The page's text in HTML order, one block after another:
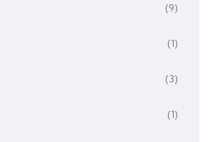
(9)
(1)
(3)
(1)